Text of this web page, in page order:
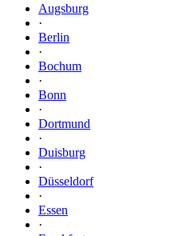
Augsburg
·
Berlin
·
Bochum
·
Bonn
·
Dortmund
·
Duisburg
·
Düsseldorf
·
Essen
·